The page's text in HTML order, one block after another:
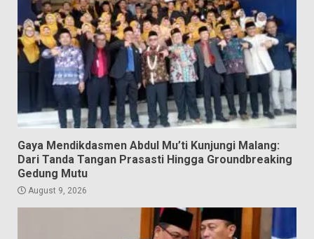
Gaya Mendikdasmen Abdul Mu’ti Kunjungi Malang:
Dari Tanda Tangan Prasasti Hingga Groundbreaking
Gedung Mutu
August 9, 2026